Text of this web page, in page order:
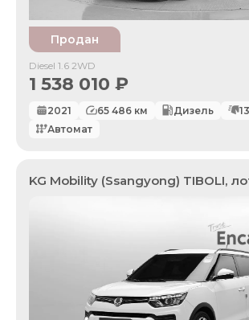
Продан
Diesel 1.6 2WD
1 538 010 ₽
2021 65 486 км Дизель
Автомат
KG Mobility (Ssangyong) TIBOLI,